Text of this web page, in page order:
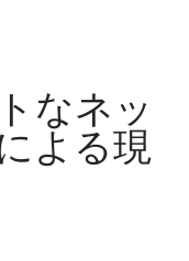
なネッ
よる現